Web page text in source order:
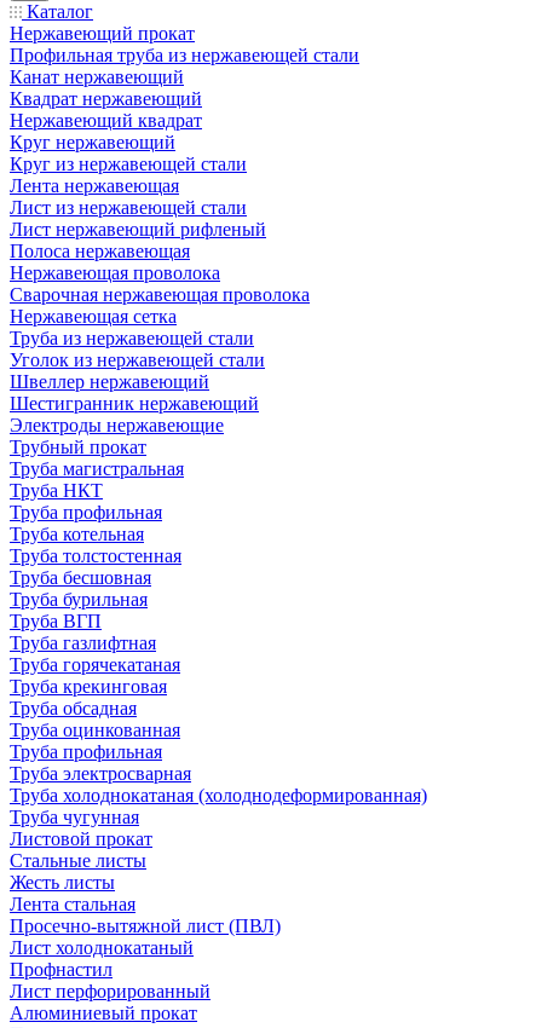
Каталог
Нержавеющий прокат
Профильная труба из нержавеющей стали
Канат нержавеющий
Квадрат нержавеющий
Нержавеющий квадрат
Круг нержавеющий
Круг из нержавеющей стали
Лента нержавеющая
Лист из нержавеющей стали
Лист нержавеющий рифленый
Полоса нержавеющая
Нержавеющая проволока
Сварочная нержавеющая проволока
Нержавеющая сетка
Труба из нержавеющей стали
Уголок из нержавеющей стали
Швеллер нержавеющий
Шестигранник нержавеющий
Электроды нержавеющие
Трубный прокат
Труба магистральная
Труба НКТ
Труба профильная
Труба котельная
Труба толстостенная
Труба бесшовная
Труба бурильная
Труба ВГП
Труба газлифтная
Труба горячекатаная
Труба крекинговая
Труба обсадная
Труба оцинкованная
Труба профильная
Труба электросварная
Труба холоднокатаная (холоднодеформированная)
Труба чугунная
Листовой прокат
Стальные листы
Жесть листы
Лента стальная
Просечно-вытяжной лист (ПВЛ)
Лист холоднокатаный
Профнастил
Лист перфорированный
Алюминиевый прокат